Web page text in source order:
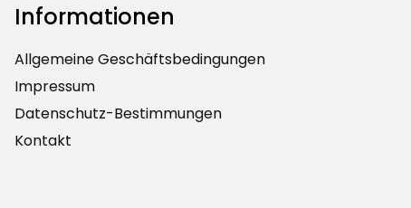
Informationen
Allgemeine Geschäftsbedingungen
Impressum
Datenschutz-Bestimmungen
Kontakt